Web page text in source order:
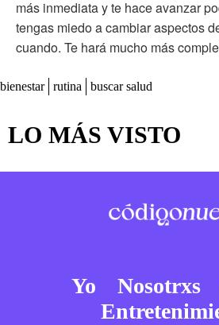
más inmediata y te hace avanzar
tengas miedo a cambiar aspectos
cuando. Te hará mucho más
bienestar rutina buscar salud
LO MÁS VISTO
Yo Nosotrxs